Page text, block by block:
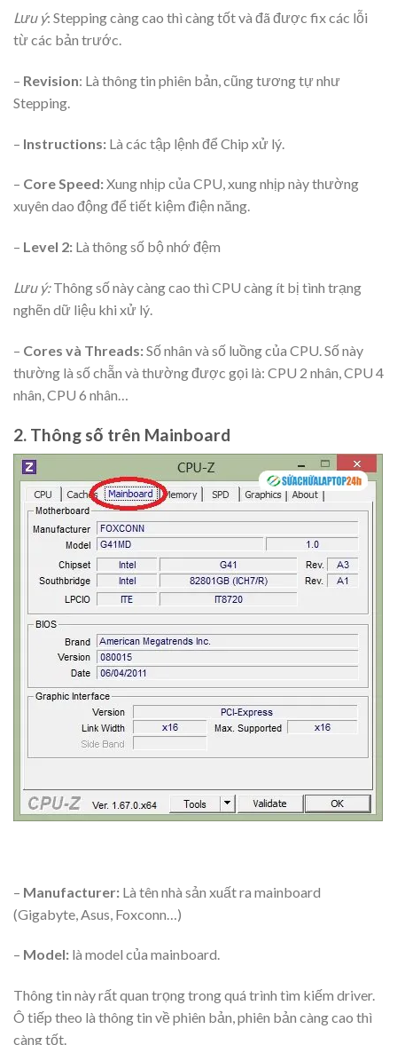
Lưu ý: Stepping càng cao thì càng tốt và đã được fix các lỗi
từ các bản trước.
– Revision: Là thông tin phiên bản, cũng tương tự như
Stepping.
– Instructions: Là các tập lệnh để Chip xử lý.
– Core Speed:Xung nhịp của CPU, xung nhịp này thường
xuyên dao động để tiết kiệm điện năng.
– Level 2: Là thông số bộ nhớ đệm
Lưu ý:Thông số này càng cao thì CPU càng ít bị tình trạng
nghẽn dữ liệu khi xử lý.
– Cores và Threads:Số nhân và số luồng của CPU. Số này
thường là số chẵn và thường được gọi là: CPU 2 nhân, CPU 4
nhân, CPU 6 nhân…
2. Thông số trên Mainboard
– Manufacturer: Là tên nhà sản xuất ra mainboard
(Gigabyte, Asus, Foxconn…)
– Model: là model của mainboard.
Thông tin này rất quan trọng trong quá trình tìm kiếm driver.
Ô tiếp theo là thông tin về phiên bản, phiên bản càng cao thì
càng tốt.